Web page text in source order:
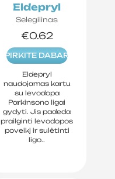
Eldepryl
Selegilinas
€0.62
PIRKITE DABAR
Eldepryl
naudojamas kartu
su levodopa
Parkinsono ligai
gydyti. Jis padeda
prailginti levodopos
poveikį ir sulėtinti
ligo..